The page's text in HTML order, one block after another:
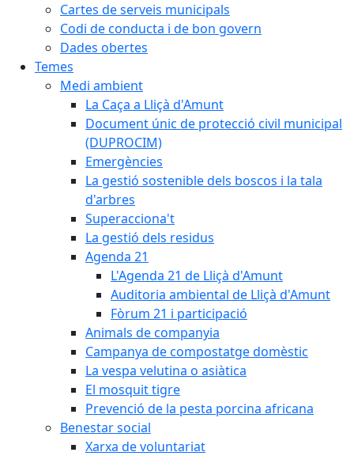
Cartes de serveis municipals
Codi de conducta i de bon govern
Dades obertes
Temes
Medi ambient
La Caça a Lliçà d'Amunt
Document únic de protecció civil municipal
(DUPROCIM)
Emergències
La gestió sostenible dels boscos i la tala
d'arbres
Superacciona't
La gestió dels residus
Agenda 21
L'Agenda 21 de Lliçà d'Amunt
Auditoria ambiental de Lliçà d'Amunt
Fòrum 21 i participació
Animals de companyia
Campanya de compostatge domèstic
La vespa velutina o asiàtica
El mosquit tigre
Prevenció de la pesta porcina africana
Benestar social
Xarxa de voluntariat